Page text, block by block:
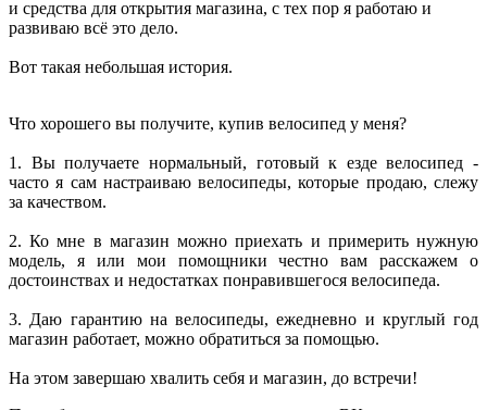
и средства для открытия магазина, с тех пор я работаю и
развиваю всё это дело.
Вот такая небольшая история.
Что хорошего вы получите, купив велосипед у меня?
1. Вы получаете нормальный, готовый к езде велосипед -
часто я сам настраиваю велосипеды, которые продаю, слежу
за качеством.
2. Ко мне в магазин можно приехать и примерить нужную
модель, я или мои помощники честно вам расскажем о
достоинствах и недостатках понравившегося велосипеда.
3. Даю гарантию на велосипеды, ежедневно и круглый год
магазин работает, можно обратиться за помощью.
На этом завершаю хвалить себя и магазин, до встречи!